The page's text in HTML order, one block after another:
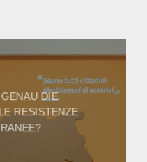
DIE
RESISTENZE